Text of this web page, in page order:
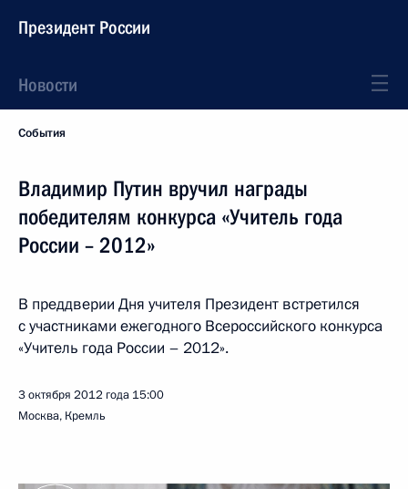
Президент России
Новости
События
Владимир Путин вручил награды
победителям конкурса «Учитель года
России – 2012»
В преддверии Дня учителя Президент встретился
с участниками ежегодного Всероссийского конкурса
«Учитель года России – 2012».
3 октября 2012 года 15:00
Москва, Кремль